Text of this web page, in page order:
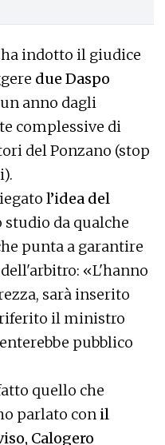
indotto il giudice
due Daspo
anno dagli
complessive di
del Ponzano (stop
l’idea del
studio da qualche
punta a garantire
«L'hanno
sarà inserito
riferito il ministro
pubblico
quello che
parlato con il
Calogero